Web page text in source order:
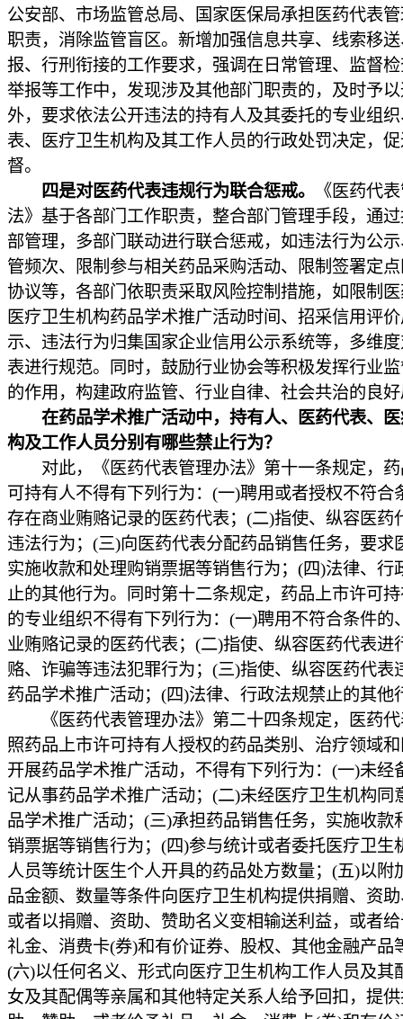
公安部、市场监管总局、国家医保局承担医药代表
职责，消除监管盲区。新增加强信息共享、线索移
报、行刑衔接的工作要求，强调在日常管理、监督
举报等工作中，发现涉及其他部门职责的，及时予
外，要求依法公开违法的持有人及其委托的专业组
表、医疗卫生机构及其工作人员的行政处罚决定，
督。
四是对医药代表违规行为联合惩戒。
《医药代
法》基于各部门工作职责，整合部门管理手段，通
部管理，多部门联动进行联合惩戒，如违法行为公
管频次、限制参与相关药品采购活动、限制签署定
协议等，各部门依职责采取风险控制措施，如限制
医疗卫生机构药品学术推广活动时间、招采信用评
示、违法行为归集国家企业信用公示系统等，多维
表进行规范。同时，鼓励行业协会等积极发挥行业
的作用，构建政府监管、行业自律、社会共治的良
在药品学术推广活动中，持有人、医药代表、
构及工作人员分别有哪些禁止行为？
对此，《医药代表管理办法》第十一条规定，药
可持有人不得有下列行为：(一)聘用或者授权不符合
存在商业贿赂记录的医药代表；(二)指使、纵容医药
违法行为；(三)向医药代表分配药品销售任务，要求
实施收款和处理购销票据等销售行为；(四)法律、行
止的其他行为。同时第十二条规定，药品上市许可
的专业组织不得有下列行为：(一)聘用不符合条件的
业贿赂记录的医药代表；(二)指使、纵容医药代表进
赂、诈骗等违法犯罪行为；(三)指使、纵容医药代表
药品学术推广活动；(四)法律、行政法规禁止的其他
《医药代表管理办法》第二十四条规定，医药代
照药品上市许可持有人授权的药品类别、治疗领域
开展药品学术推广活动，不得有下列行为：(一)未经
记从事药品学术推广活动；(二)未经医疗卫生机构同
品学术推广活动；(三)承担药品销售任务，实施收款
销票据等销售行为；(四)参与统计或者委托医疗卫生
人员等统计医生个人开具的药品处方数量；(五)以附
品金额、数量等条件向医疗卫生机构提供捐赠、资
或者以捐赠、资助、赞助名义变相输送利益，或者
礼金、消费卡(券)和有价证券、股权、其他金融产品
(六)以任何名义、形式向医疗卫生机构工作人员及其
女及其配偶等亲属和其他特定关系人给予回扣，提